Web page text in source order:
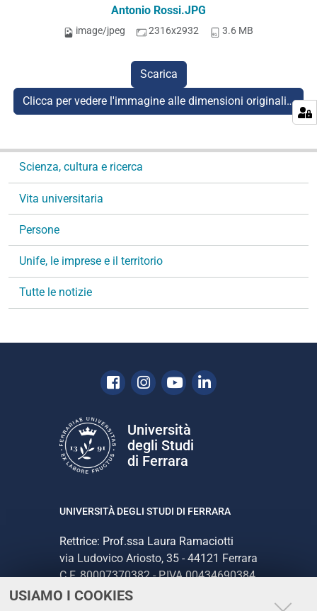
USIAMO I COOKIES
Antonio Rossi.JPG
image/jpeg 2316x2932 3.6 MB
Scarica
Clicca per vedere l'immagine alle dimensioni originali…
a
i
n
Scienza, cultura e ricerca
Vita universitaria
Persone
Unife, le imprese e il territorio
Tutte le notizie
Facebook
Instagram
YoutubeLinkedin
Università
degli Studi
di Ferrara
UNIVERSITÀ DEGLI STUDI DI FERRARA
Rettrice: Prof.ssa Laura Ramaciotti
via Ludovico Ariosto, 35 - 44121 Ferrara
C.F. 80007370382 - P.IVA 00434690384